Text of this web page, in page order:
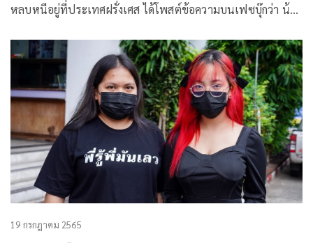
หลบหนีอยู่ที่ประเทศฝรั่งเศส ได้โพสต์ข้อความบนเฟซบุ๊กว่า น้อง
19 กรกฎาคม 2565